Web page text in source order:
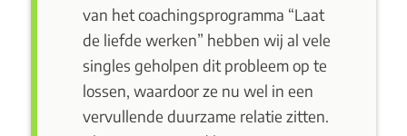
van het coachingsprogramma “Laat
de liefde werken” hebben wij al vele
singles geholpen dit probleem op te
lossen, waardoor ze nu wel in een
vervullende duurzame relatie zitten.